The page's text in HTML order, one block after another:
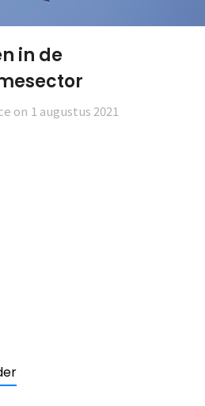
in de
on 1 augustus 2021